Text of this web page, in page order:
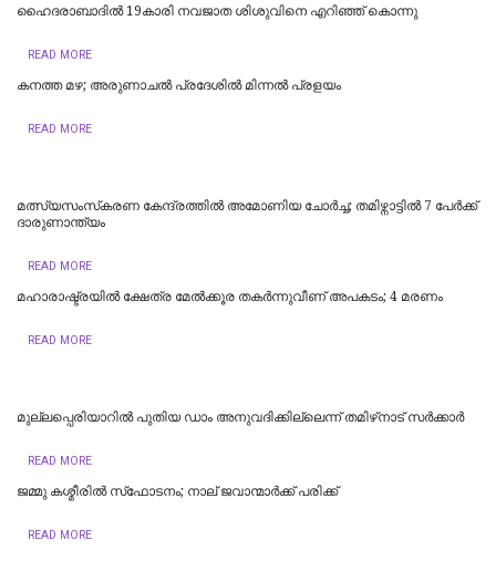
ഹൈദരാബാദില്‍ 19കാരി നവജാത ശിശുവിനെ എറിഞ്ഞ് കൊന്നു
READ MORE
കനത്ത മഴ; അരുണാചൽ പ്രദേശിൽ മിന്നൽ പ്രളയം
READ MORE
മത്സ്യസംസ്‌കരണ കേന്ദ്രത്തിൽ അമോണിയ ചോർച്ച; തമിഴ്നാട്ടിൽ 7 പേർക്ക്
ദാരുണാന്ത്യം ‌‌
READ MORE
മഹാരാഷ്ട്രയിൽ ക്ഷേത്ര മേൽക്കൂര തകർന്നുവീണ് അപകടം; 4 മരണം
READ MORE
മുല്ലപ്പെരിയാറിൽ പുതിയ ഡാം അനുവദിക്കില്ലെന്ന് തമിഴ്‌നാട് സർക്കാർ
READ MORE
ജമ്മു കശ്മീരില്‍ സ്‌ഫോടനം; നാല് ജവാന്മാര്‍ക്ക് പരിക്ക്
READ MORE